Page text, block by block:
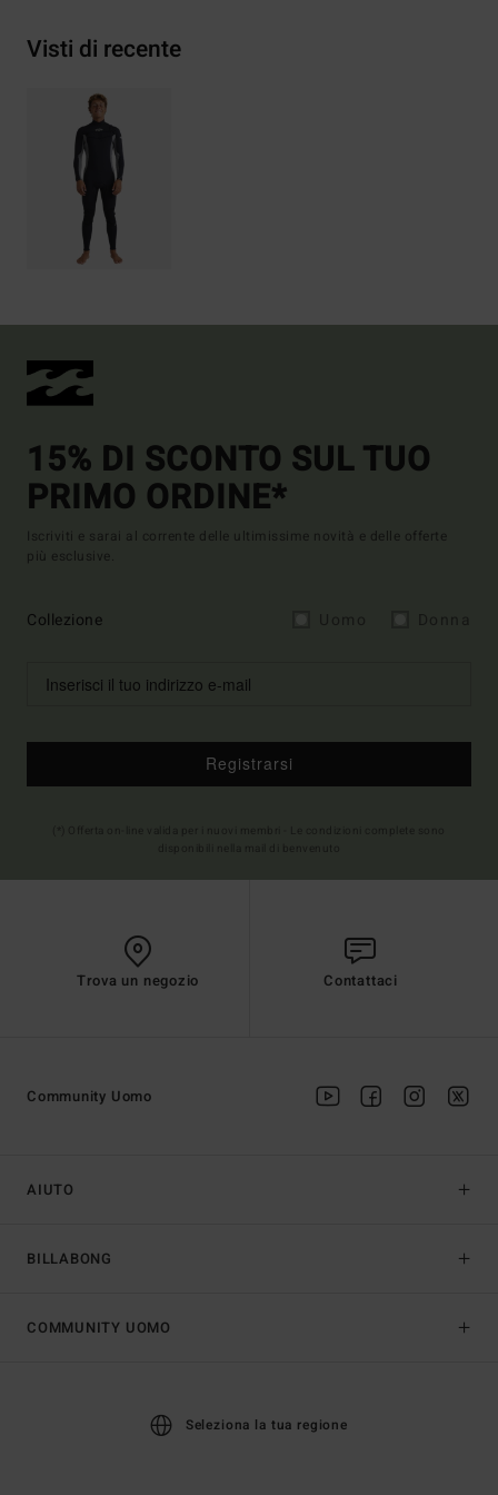
Visti di recente
15% DI SCONTO SUL TUO
PRIMO ORDINE*
Iscriviti e sarai al corrente delle ultimissime novità e delle offerte
più esclusive.
Collezione
Registrarsi
Trova un negozio Contattaci
AIUTO
BILLABONG
Community Uomo
COMMUNITY UOMO
Seleziona la tua regione